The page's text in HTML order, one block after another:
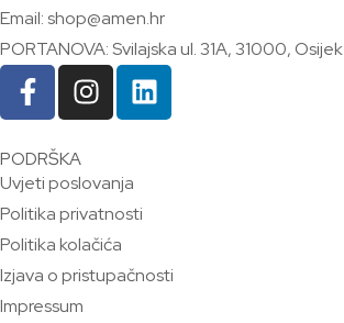
Email: shop@amen.hr
PORTANOVA: Svilajska ul. 31A, 31000, Osijek
PODRŠKA
Uvjeti poslovanja
Politika privatnosti
Politika kolačića
Izjava o pristupačnosti
Impressum